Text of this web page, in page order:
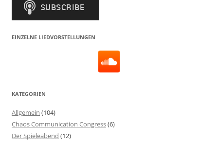
EINZELNE LIEDVORSTELLUNGEN
KATEGORIEN
Allgemein (104)
Chaos Communication Congress(6)
Der Spieleabend (12)